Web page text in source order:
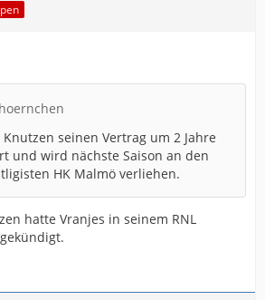
seinen Vertrag um 2 Jahre
und wird nächste Saison an den
HK Malmö verliehen.
hatte Vranjes in seinem RNL